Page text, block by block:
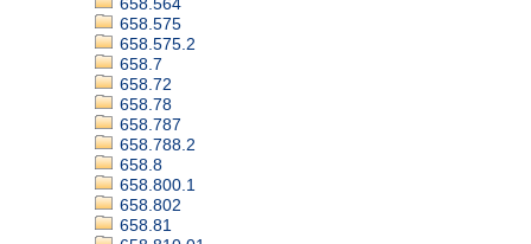
658.575
658.575.2
658.7
658.72
658.78
658.787
658.788.2
658.8
658.800.1
658.802
658.81